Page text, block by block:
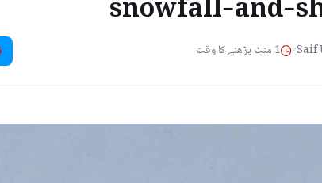
Saif
• 1 منٹ پڑھنے کا وقت